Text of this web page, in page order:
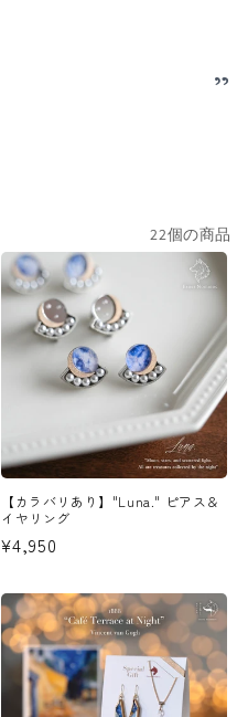
”
22個の商品
【カラバリあり】"Luna." ピアス＆
イヤリング
通
価
格
¥4,950